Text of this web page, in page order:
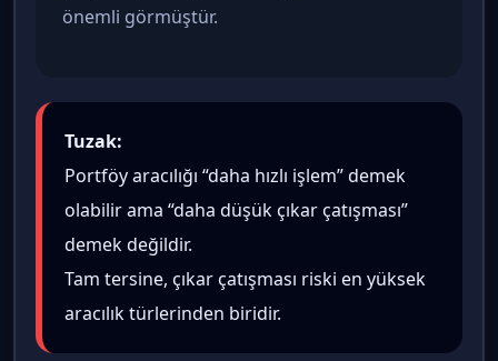
önemli görmüştür.
Tuzak:
Portföy aracılığı “daha hızlı işlem” demek
olabilir ama “daha düşük çıkar çatışması”
demek değildir.
Tam tersine, çıkar çatışması riski en yüksek
aracılık türlerinden biridir.